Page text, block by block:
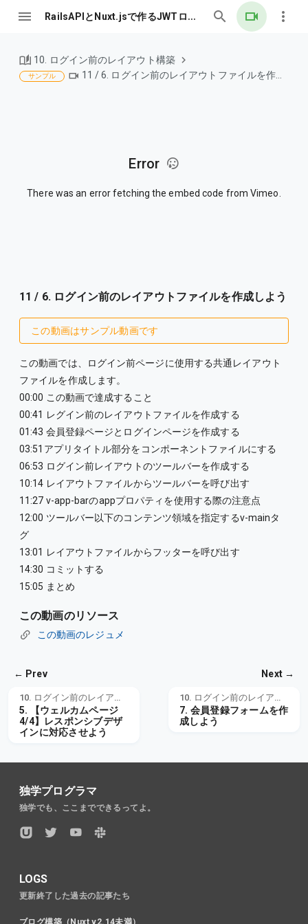
RailsAPIとNuxt.jsで作るJWTログイン認証
10. ログイン前のレイアウト構築
サンプル 11 / 6. ログイン前のレイアウトファイルを作成しよう
Error
There was an error fetching the embed code from Vimeo.
11 / 6. ログイン前のレイアウトファイルを作成しよう
この動画はサンプル動画です
この動画では、ログイン前ページに使用する共通レイアウト
ファイルを作成します。
00:00 この動画で達成すること
00:41 レグイン前のレイアウトファイルを作成する
01:43 会員登録ページとログインページを作成する
03:51アプリタイトル部分をコンポーネントファイルにする
06:53 ログイン前レイアウトのツールバーを作成する
10:14 レイアウトファイルからツールバーを呼び出す
11:27 v-app-barのappプロパティを使用する際の注意点
12:00 ツールバー以下のコンテンツ領域を指定するv-mainタ
グ
13:01 レイアウトファイルからフッターを呼び出す
14:30 コミットする
15:05 まとめ
この動画のリソース
この動画のレジュメ
← Prev Next →
5. 【ウェルカムページ
4/4】レスポンシブデザ
インに対応させよう
7. 会員登録フォームを作
成しよう
独学プログラマ
独学でも、ここまでできるってよ。
LOGS
更新終了した過去の記事たち
ブログ構築（Nuxt v2.14未満）